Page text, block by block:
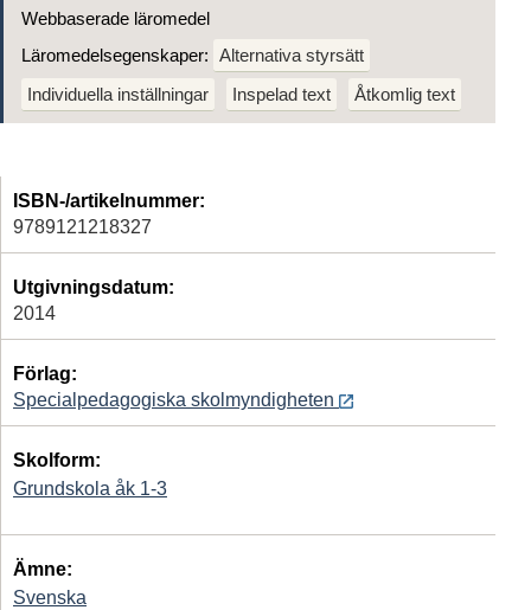
Webbaserade läromedel
Läromedelsegenskaper: Alternativa styrsätt
Individuella inställningar
Inspelad text Åtkomlig text
ISBN-/artikelnummer:
9789121218327
Utgivningsdatum:
2014
Förlag:
Specialpedagogiska skolmyndigheten
Skolform:
Grundskola åk 1-3
Ämne:
Svenska